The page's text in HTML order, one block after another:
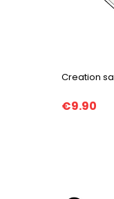
Creation
€9.90